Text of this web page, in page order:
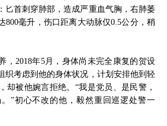
匕首刺穿肺部，造成严重血气胸，右肺萎
800毫升，伤口距离大动脉仅0.5公分，稍
，2018年5月，身体尚未完全康复的贺设
织考虑到他的身体状况，计划安排他到轻
却被他婉言拒绝。“我是党员、是民警，
”初心不改的他，毅然重回巡逻处警一